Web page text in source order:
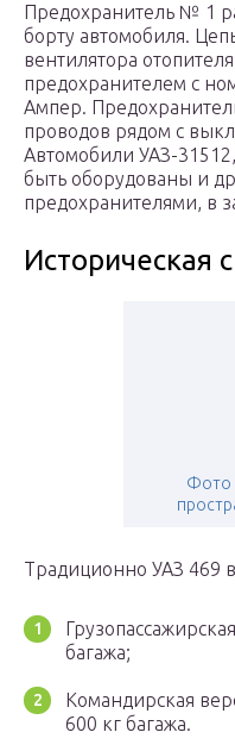
Предохранитель № 1
борту автомобиля.
вентилятора
предохранителем с
Ампер.
проводов рядом с
Автомобили УАЗ-
быть оборудованы и
предохранителями, в
Историческая
Фото
Традиционно УАЗ 469
багажа;
Командирская
600 кг багажа.